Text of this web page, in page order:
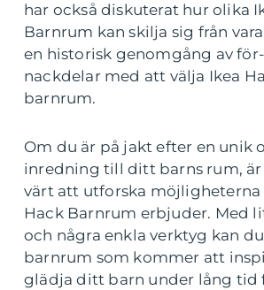
har också diskuterat hur olika
Barnrum kan skilja sig från
en historisk genomgång av
nackdelar med att välja Ikea
barnrum.
Om du är på jakt efter en unik
inredning till ditt barns rum,
värt att utforska möjligheterna
Hack Barnrum erbjuder. Med
och några enkla verktyg kan
barnrum som kommer att
glädja ditt barn under lång tid